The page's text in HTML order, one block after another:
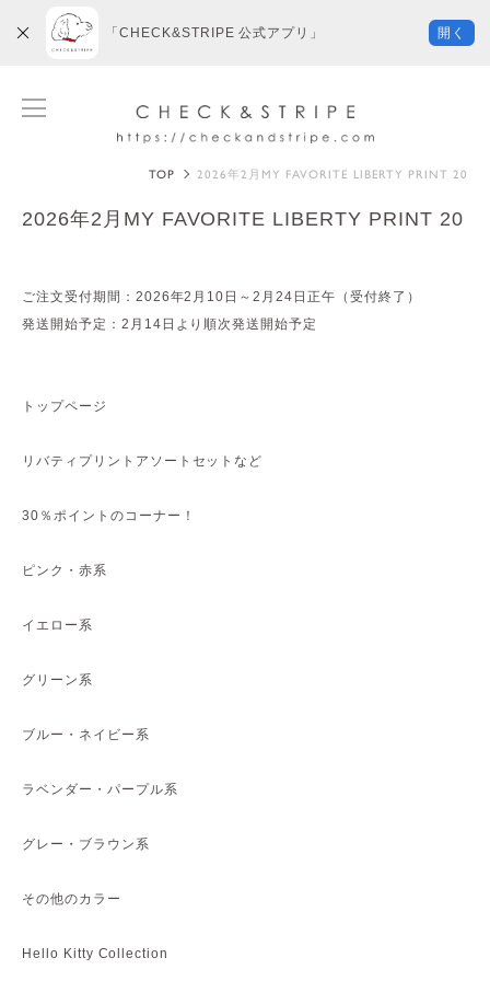
TOP 2026年2月MY FAVORITE LIBERTY PRINT 20
2026年2月MY FAVORITE LIBERTY PRINT 20
ご注文受付期間：2026年2月10日～2月24日正午（受付終了）
発送開始予定：2月14日より順次発送開始予定
トップページ
リバティプリントアソートセットなど
30％ポイントのコーナー！
ピンク・赤系
イエロー系
グリーン系
ブルー・ネイビー系
ラベンダー・パープル系
グレー・ブラウン系
その他のカラー
Hello Kitty Collection
「CHECK&STRIPE 公式アプリ」 開く